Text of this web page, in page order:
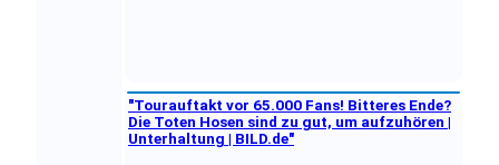
"Tourauftakt vor 65.000 Fans! Bitteres Ende?
Die Toten Hosen sind zu gut, um aufzuhören |
Unterhaltung | BILD.de"